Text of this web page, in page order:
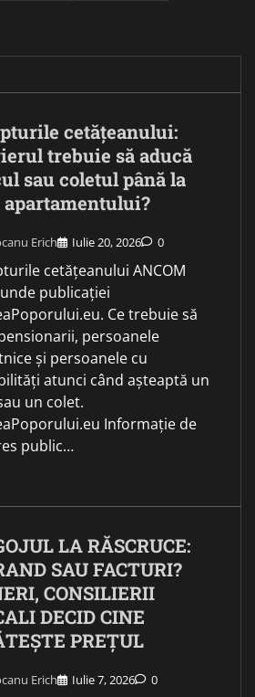
cetățeanului:
trebuie să aducă
sau coletul până la
apartamentului?
Erich Iulie 20, 2026 0
cetățeanului ANCOM
publicației
Ce trebuie să
persoanele
și persoanele cu
atunci când așteaptă un
un colet.
Informație de
public…
LA RĂSCRUCE:
SAU FACTURI?
CONSILIERII
DECID CINE
PREȚUL
Erich Iulie 7, 2026 0